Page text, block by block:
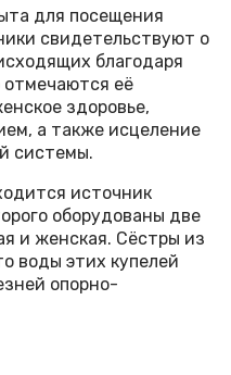
для посещения
свидетельствуют о
благодаря
отмечаются её
здоровье,
а также исцеление
системы.
источник
оборудованы две
и женская. Сёстры из
воды этих купелей
опорно-